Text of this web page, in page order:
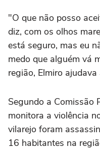
"O que não posso
diz, com os olhos
está seguro, mas eu
medo que alguém vá
região, Elmiro ajudava
Segundo a Comissão
monitora a violência
vilarejo foram
16 habitantes na